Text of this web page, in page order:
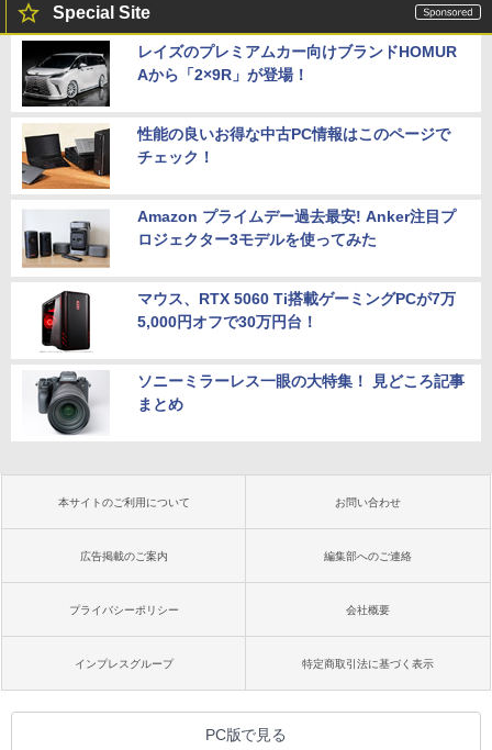
Special Site
レイズのプレミアムカー向けブランドHOMUR
Aから「2×9R」が登場！
性能の良いお得な中古PC情報はこのページで
チェック！
Amazon プライムデー過去最安! Anker注目プ
ロジェクター3モデルを使ってみた
マウス、RTX 5060 Ti搭載ゲーミングPCが7万
5,000円オフで30万円台！
ソニーミラーレス一眼の大特集！ 見どころ記事
まとめ
本サイトのご利用について お問い合わせ
広告掲載のご案内 編集部へのご連絡
プライバシーポリシー 会社概要
インプレスグループ 特定商取引法に基づく表示
PC版で見る